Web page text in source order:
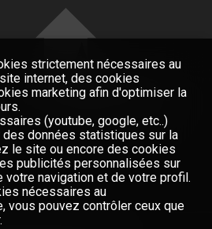
Restez informés, enregistrez-
Newsletter
strictement nécessaires au
internet, des cookies
marketing afin d'optimiser la
(youtube, google, etc..)
données statistiques sur la
le site ou encore des cookies
publicités personnalisées sur
votre navigation et de votre profil.
nécessaires au
vous pouvez contrôler ceux que